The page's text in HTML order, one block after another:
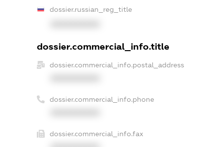
dossier.russian_reg_title
dossier.commercial_info.title
dossier.commercial_info.postal_address
dossier.commercial_info.phone
dossier.commercial_info.fax